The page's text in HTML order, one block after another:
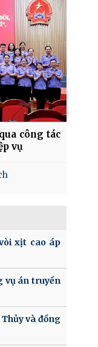
công tác
vụ
xịt cao áp
vụ án truyền
và đồng